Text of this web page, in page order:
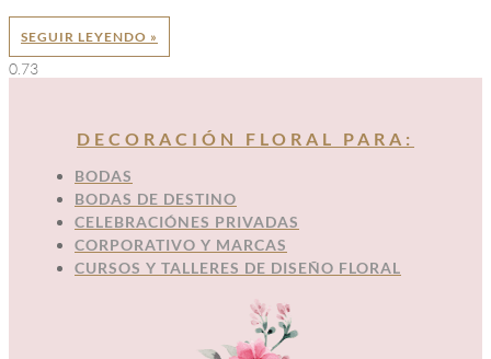
SEGUIR LEYENDO »
DECORACIÓN FLORAL PARA:
BODAS
BODAS DE DESTINO
CELEBRACIÓNES PRIVADAS
CORPORATIVO Y MARCAS
CURSOS Y TALLERES DE DISEÑO FLORAL